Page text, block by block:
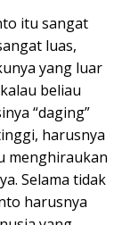
itu sangat
luas,
yang luar
beliau
“daging”
harusnya
menghiraukan
Selama tidak
harusnya